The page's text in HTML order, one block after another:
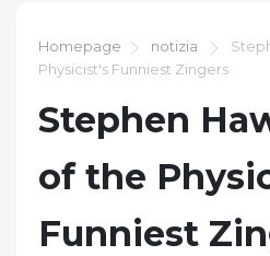
Homepage notizia
Physicist's Funniest Zingers
Stephen
of the
Funniest